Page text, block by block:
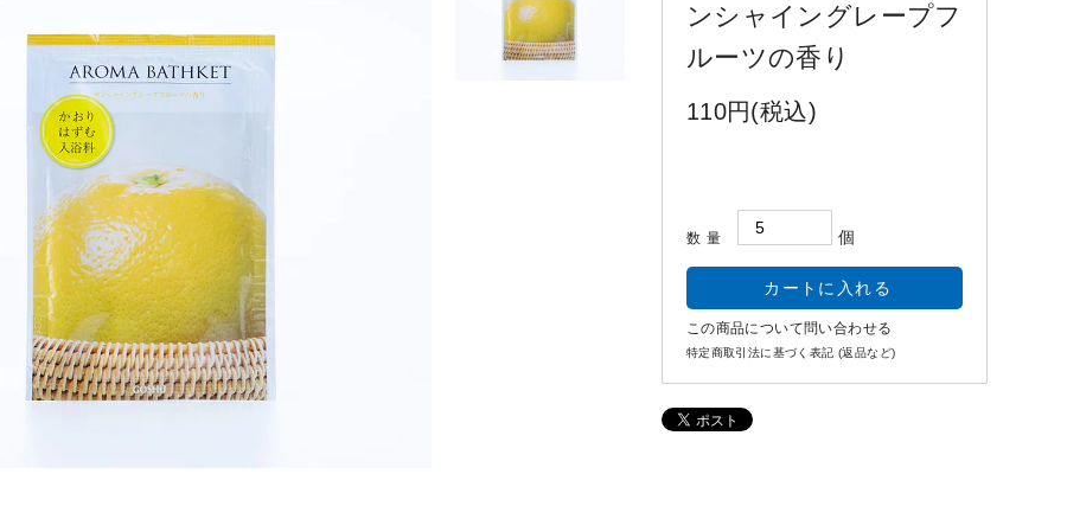
ンシャイングレープフ
ルーツの香り
110円(税込)
数量 個
この商品について問い合わせる
特定商取引法に基づく表記 (返品など)